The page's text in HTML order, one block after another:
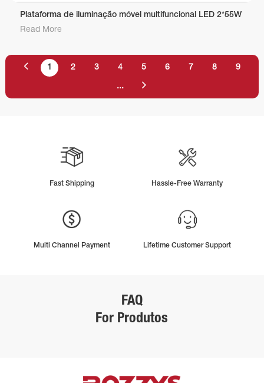
Plataforma de iluminação móvel multifuncional LED 2*55W
Read More
1 2 3 4 5 6 7 8 9
...
Fast Shipping Hassle-Free Warranty
Multi Channel Payment Lifetime Customer Support
FAQ
For Produtos